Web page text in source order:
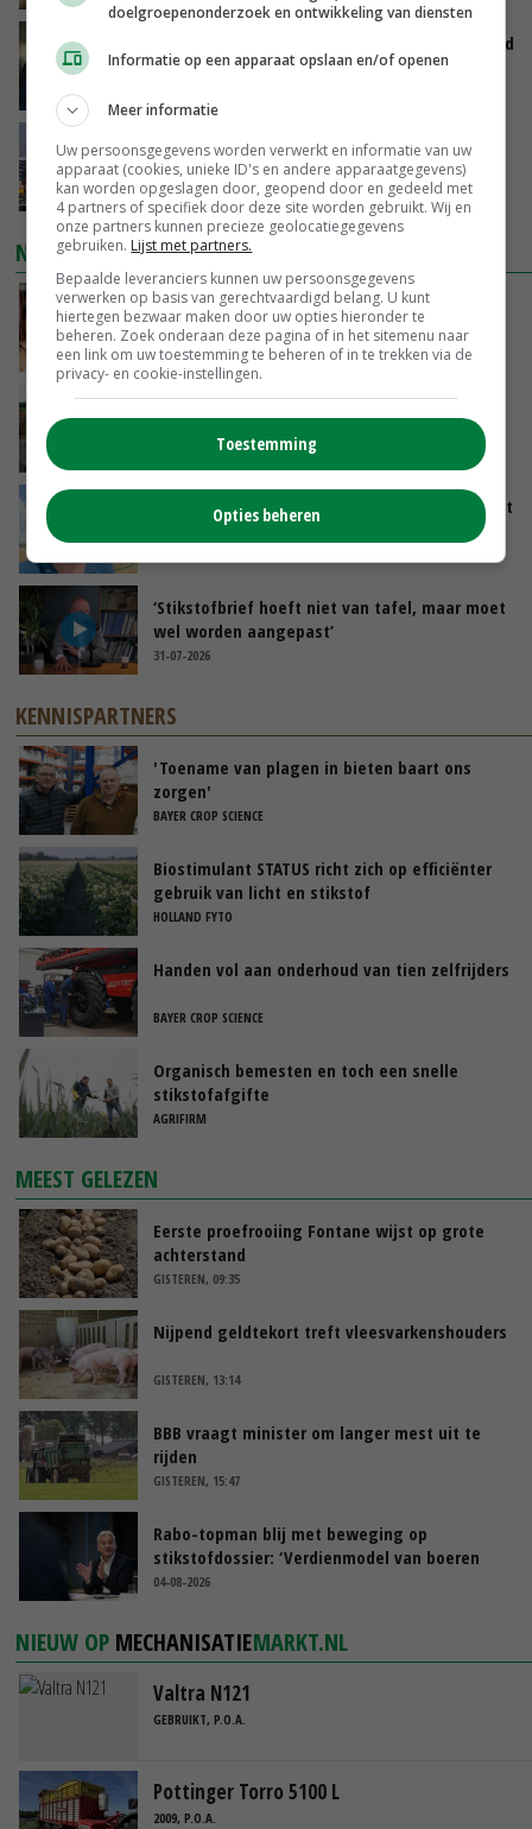
Jan Vernooij stopt bij Vee&Logistiek Nederland
China scherpt importeisen voor pootgoed aan
vanwege zebrachipbacterie
GISTEREN, 16:25
NIEUWSTE VIDEO'S
Danique in Canada: ‘Superveel schik gehad
tijdens stage’
04-08-2026
POAH!: Fendt 1042
Oekraïne-vlogger Kees Huizinga: ‘Tarwe wordt
geperst, koeien hebben stro nodig’
‘Stikstofbrief hoeft niet van tafel, maar moet
wel worden aangepast’
31-07-2026
KENNISPARTNERS
'Toename van plagen in bieten baart ons
zorgen'
BAYER CROP SCIENCE
Biostimulant STATUS richt zich op efficiënter
gebruik van licht en stikstof
HOLLAND FYTO
Handen vol aan onderhoud van tien zelfrijders
BAYER CROP SCIENCE
Organisch bemesten en toch een snelle
stikstofafgifte
AGRIFIRM
MEEST GELEZEN
Eerste proefrooiing Fontane wijst op grote
achterstand
GISTEREN, 09:35
Nijpend geldtekort treft vleesvarkenshouders
GISTEREN, 13:14
BBB vraagt minister om langer mest uit te
rijden
GISTEREN, 15:47
Rabo-topman blij met beweging op
stikstofdossier: ‘Verdienmodel van boeren
blijft cruciaal’
04-08-2026
NIEUW OP MECHANISATIEMARKT.NL
Valtra N121
GEBRUIKT, P.O.A.
Pottinger Torro 5100 L
2009, P.O.A.
doelgroepenonderzoek en ontwikkeling van diensten
Informatie op een apparaat opslaan en/of openen
Meer informatie
Uw persoonsgegevens worden verwerkt en informatie van uw
apparaat (cookies, unieke ID's en andere apparaatgegevens)
kan worden opgeslagen door, geopend door en gedeeld met
4 partners of specifiek door deze site worden gebruikt. Wij en
onze partners kunnen precieze geolocatiegegevens
gebruiken. Lijst met partners.
Bepaalde leveranciers kunnen uw persoonsgegevens
verwerken op basis van gerechtvaardigd belang. U kunt
hiertegen bezwaar maken door uw opties hieronder te
beheren. Zoek onderaan deze pagina of in het sitemenu naar
een link om uw toestemming te beheren of in te trekken via de
privacy- en cookie-instellingen.
Toestemming
Opties beheren